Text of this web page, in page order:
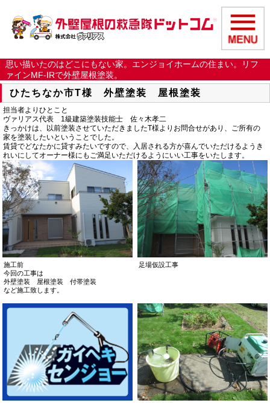
思い描いたのはどこにもない家。エンジョイホームの住まい。リフ
ァインMF-IRで外壁屋根塗装。
ひたちなか市T様 外壁塗装 屋根塗装
担当者よりひとこと
ヴァリアス代表 1級建築塗装技能士 佐々木孝二
きっかけは、以前塗装させていただきましたT様よりお問合せがあり、ご所有の
家を塗装したいということでした。
賃貸でどなたかに貸すみたいですので、入居される方が喜んでいただけるようき
れいにしてオーナー様にもご満足いただけるようにいい工事をいたします。
施工前
今回の工事は
外壁塗装 屋根塗装 付帯塗装
など施工致します。
足場仮設工事